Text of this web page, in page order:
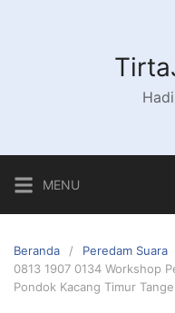
MENU
Beranda
Peredam Suara
0813 1907 0134 Workshop
Pondok Kacang Timur